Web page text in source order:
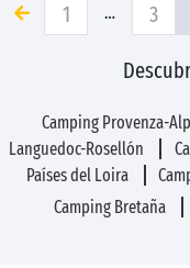
1 … 3
Camping Provenza-
Languedoc-Rosellón
Países del Loira
Camping Bretaña